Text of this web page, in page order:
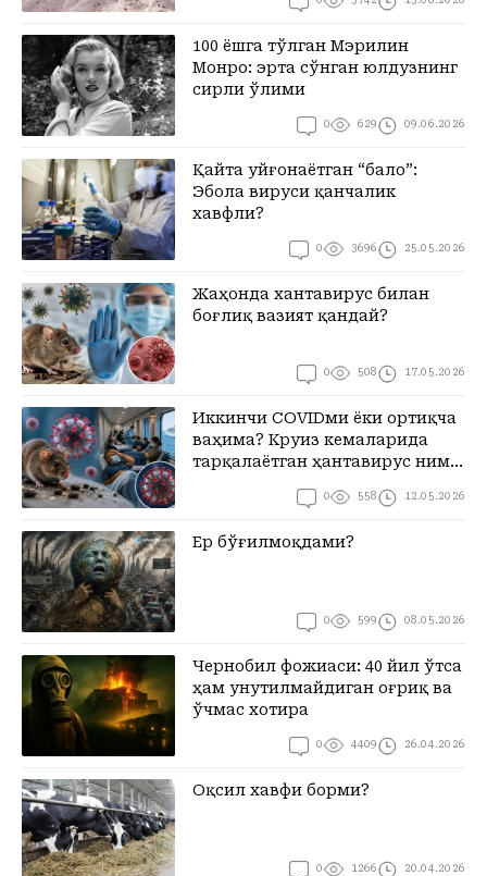
100 ёшга тўлган Мэрилин
Монро: эрта сўнган юлдузнинг
сирли ўлими
0 629 09.06.2026
Қайта уйғонаётган “бало”:
Эбола вируси қанчалик
хавфли?
0 3696 25.05.2026
Жаҳонда хантавирус билан
боғлиқ вазият қандай?
0 508 17.05.2026
Иккинчи COVIDми ёки ортиқча
ваҳима? Круиз кемаларида
тарқалаётган ҳантавирус нима
0 558 12.05.2026
Ер бўғилмоқдами?
0 599 08.05.2026
Чернобил фожиаси: 40 йил ўтса
ҳам унутилмайдиган оғриқ ва
ўчмас хотира
0 4409 26.04.2026
Оқсил хавфи борми?
0 1266 20.04.2026